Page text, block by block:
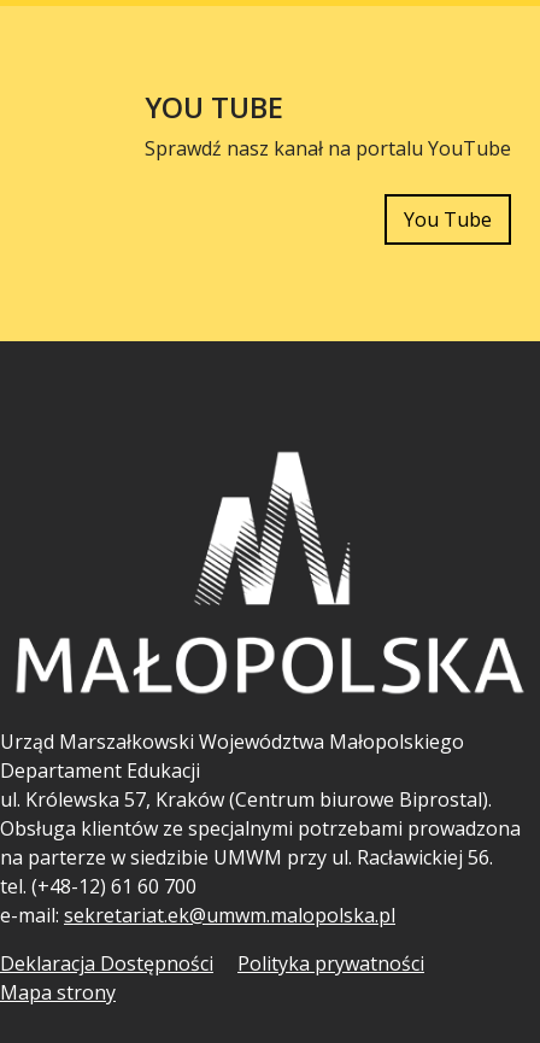
YOU TUBE
Sprawdź nasz kanał na portalu YouTube
You Tube
Urząd Marszałkowski Województwa Małopolskiego
Departament Edukacji
ul. Królewska 57, Kraków (Centrum biurowe Biprostal).
Obsługa klientów ze specjalnymi potrzebami prowadzona
na parterze w siedzibie UMWM przy ul. Racławickiej 56.
tel. (+48-12) 61 60 700
e-mail: sekretariat.ek@umwm.malopolska.pl
Deklaracja Dostępności
Polityka prywatności
Mapa strony